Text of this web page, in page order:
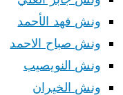
ونش فهد الأحمد
ونش صباح الاحمد
ونش النويصيب
ونش الخيران